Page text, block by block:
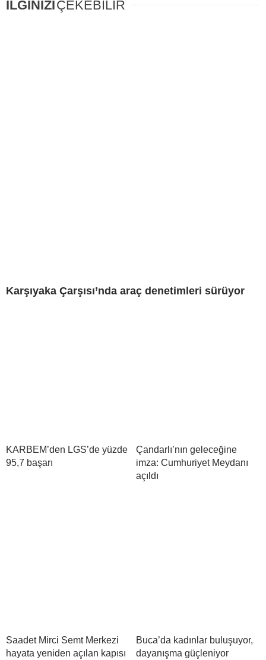
İLGİNİZİÇEKEBİLİR
Karşıyaka Çarşısı’nda araç denetimleri sürüyor
KARBEM’den LGS’de yüzde
95,7 başarı
Çandarlı’nın geleceğine
imza: Cumhuriyet Meydanı
açıldı
Saadet Mirci Semt Merkezi
hayata yeniden açılan kapısı
Buca’da kadınlar buluşuyor,
dayanışma güçleniyor